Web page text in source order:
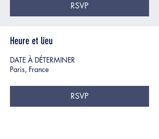
RSVP
Heure et lieu
DATE À DÉTERMINER
Paris, France
RSVP